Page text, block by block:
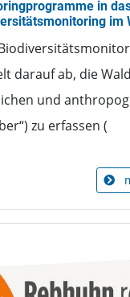
in
im
darauf ab, die
und
zu erfassen (